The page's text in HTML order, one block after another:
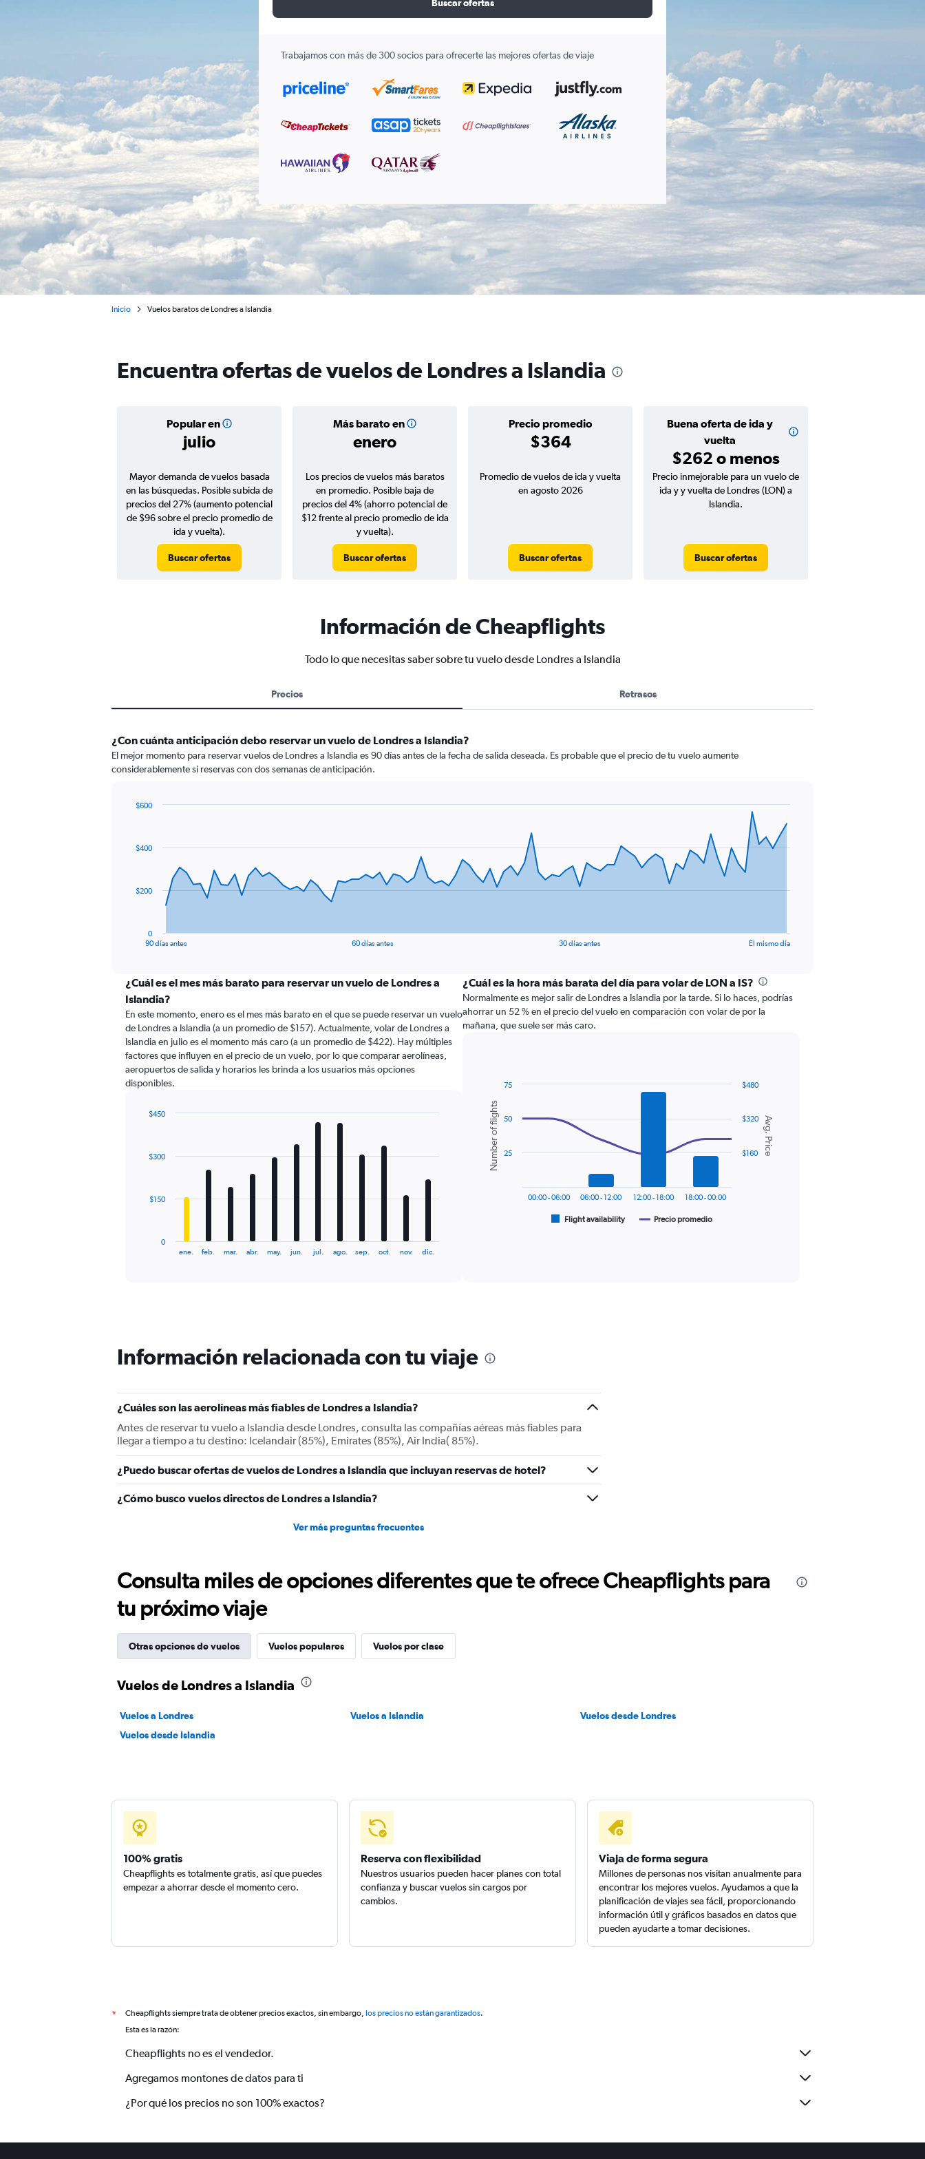
Buscar ofertas
Trabajamos con más de 300 socios para ofrecerte las mejores ofertas de viaje
Inicio Vuelos baratos de Londres a Islandia
Encuentra ofertas de vuelos de Londres a Islandia
Popular en
julio
Más barato en
enero
Precio promedio
$364
Buena oferta de ida y
vuelta
$262 o menos
Mayor demanda de vuelos basada
en las búsquedas. Posible subida de
precios del 27% (aumento potencial
de $96 sobre el precio promedio de
ida y vuelta).
Buscar ofertas
Los precios de vuelos más baratos
en promedio. Posible baja de
precios del 4% (ahorro potencial de
$12 frente al precio promedio de ida
y vuelta).
Buscar ofertas
Promedio de vuelos de ida y vuelta
en agosto 2026
Buscar ofertas
Precio inmejorable para un vuelo de
ida y y vuelta de Londres (LON) a
Islandia.
Buscar ofertas
Información de Cheapflights
Todo lo que necesitas saber sobre tu vuelo desde Londres a Islandia
Precios Retrasos
¿Con cuánta anticipación debo reservar un vuelo de Londres a Islandia?
El mejor momento para reservar vuelos de Londres a Islandia es 90 días antes de la fecha de salida deseada. Es probable que el precio de tu vuelo aumente
considerablemente si reservas con dos semanas de anticipación.
data
The
categories.
Range:
91
categories.
The
chart
has
1
Y
displaying
90 días antes 60 días antes 30 días antes El mismo día
0
$200
$400
$600
¿Cuál es el mes más barato para reservar un vuelo de Londres a
Islandia?
En este momento, enero es el mes más barato en el que se puede reservar un vuelo
de Londres a Islandia (a un promedio de $157). Actualmente, volar de Londres a
Islandia en julio es el momento más caro (a un promedio de $422). Hay múltiples
factores que influyen en el precio de un vuelo, por lo que comparar aerolíneas,
aeropuertos de salida y horarios les brinda a los usuarios más opciones
disponibles.
12
The
chart
has
Y
axis
displaying
values.
Range:
0
to
450.
ene. feb. mar. abr. may. jun. jul. ago. sep. oct. nov. dic.
0
$150
$300
$450
¿Cuál es la hora más barata del día para volar de LON a IS?
Normalmente es mejor salir de Londres a Islandia por la tarde. Si lo haces, podrías
ahorrar un 52 % en el precio del vuelo en comparación con volar de por la
mañana, que suele ser más caro.
Combination
chart
with
data
series.
has
2
axes
Price
Number
of
flights.
Chart
graphic.
Avg. Price
Number of flights
Flight availability Precio promedio
00:00 - 06:00 06:00 - 12:00 12:00 - 18:00 18:00 - 00:00
$160
$320
$480
25
50
75
Información relacionada con tu viaje
¿Cuáles son las aerolíneas más fiables de Londres a Islandia?
Antes de reservar tu vuelo a Islandia desde Londres, consulta las compañías aéreas más fiables para
llegar a tiempo a tu destino: Icelandair (85%), Emirates (85%), Air India( 85%).
¿Puedo buscar ofertas de vuelos de Londres a Islandia que incluyan reservas de hotel?
¿Cómo busco vuelos directos de Londres a Islandia?
Ver más preguntas frecuentes
Consulta miles de opciones diferentes que te ofrece Cheapflights para
tu próximo viaje
Otras opciones de vuelos Vuelos populares Vuelos por clase
Vuelos de Londres a Islandia
Vuelos a Londres Vuelos a Islandia
Vuelos desde Londres
Vuelos desde Islandia
100% gratis
Cheapflights es totalmente gratis, así que puedes
empezar a ahorrar desde el momento cero.
Reserva con flexibilidad
Nuestros usuarios pueden hacer planes con total
confianza y buscar vuelos sin cargos por
cambios.
Viaja de forma segura
Millones de personas nos visitan anualmente para
encontrar los mejores vuelos. Ayudamos a que la
planificación de viajes sea fácil, proporcionando
información útil y gráficos basados en datos que
pueden ayudarte a tomar decisiones.
* Cheapflights siempre trata de obtener precios exactos, sin embargo, los precios no están garantizados.
Esta es la razón:
Cheapflights no es el vendedor.
Agregamos montones de datos para ti
¿Por qué los precios no son 100% exactos?